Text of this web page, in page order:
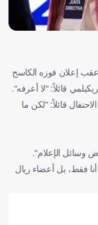
عقب إعلان فوزه الكاسح
قائلاً: "لا أعرفه".
قائلاً: "لكن ما
وسائل الإعلام".
فقط، بل أعضاء ريال